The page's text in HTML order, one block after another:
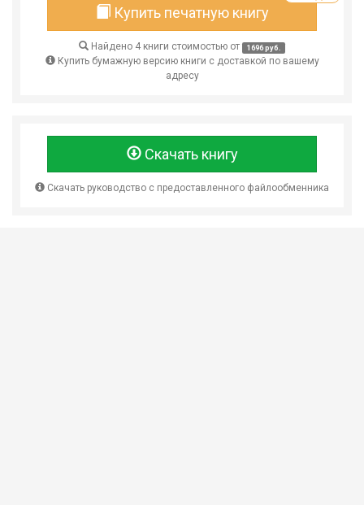
Купить печатную книгу
Найдено 4 книги стоимостью от 1696 руб.
Купить бумажную версию книги с доставкой по вашему
адресу
Скачать книгу
Скачать руководство с предоставленного файлообменника